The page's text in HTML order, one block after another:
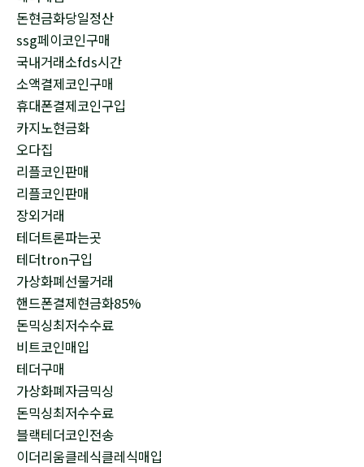
돈현금화당일정산
ssg페이코인구매
국내거래소fds시간
소액결제코인구매
휴대폰결제코인구입
카지노현금화
오다집
리플코인판매
리플코인판매
장외거래
테더트론파는곳
테더tron구입
가상화폐선물거래
핸드폰결제현금화85%
돈믹싱최저수수료
비트코인매입
테더구매
가상화폐자금믹싱
돈믹싱최저수수료
블랙테더코인전송
이더리움클레식클레식매입